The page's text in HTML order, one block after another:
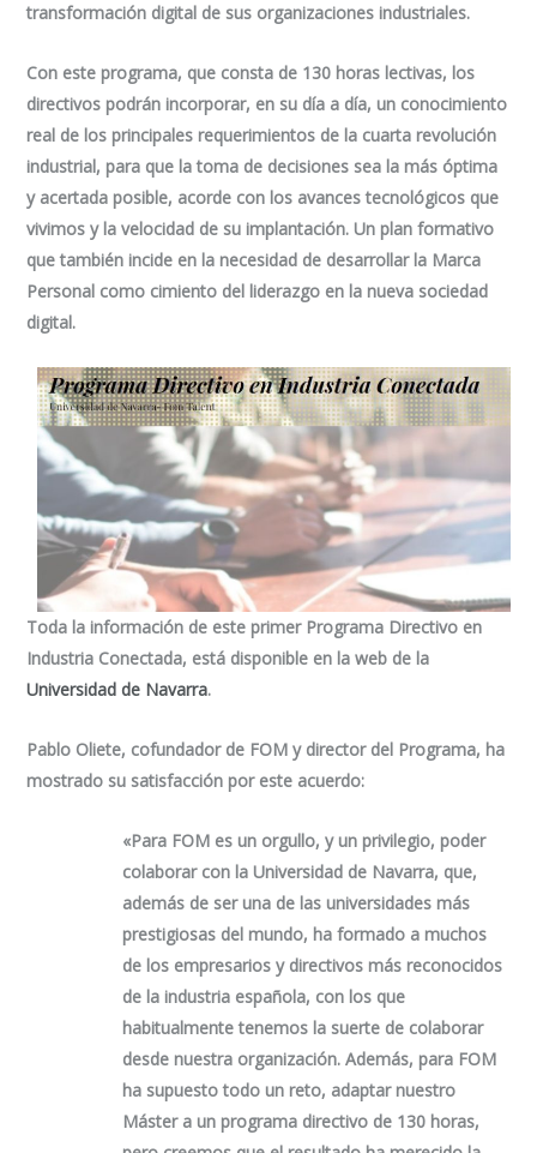
transformación digital de sus organizaciones industriales.
Con este programa, que consta de 130 horas lectivas, los
directivos podrán incorporar, en su día a día, un conocimiento
real de los principales requerimientos de la cuarta revolución
industrial, para que la toma de decisiones sea la más óptima
y acertada posible, acorde con los avances tecnológicos que
vivimos y la velocidad de su implantación. Un plan formativo
que también incide en la necesidad de desarrollar la Marca
Personal como cimiento del liderazgo en la nueva sociedad
digital.
Toda la información de este primer Programa Directivo en
Industria Conectada, está disponible en la web de la
Universidad de Navarra.
Pablo Oliete, cofundador de FOM y director del Programa, ha
mostrado su satisfacción por este acuerdo:
«Para FOM es un orgullo, y un privilegio, poder
colaborar con la Universidad de Navarra, que,
además de ser una de las universidades más
prestigiosas del mundo, ha formado a muchos
de los empresarios y directivos más reconocidos
de la industria española, con los que
habitualmente tenemos la suerte de colaborar
desde nuestra organización. Además, para FOM
ha supuesto todo un reto, adaptar nuestro
Máster a un programa directivo de 130 horas,